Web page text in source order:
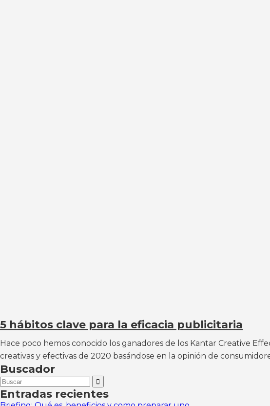
5 hábitos clave para la eficacia publicitaria
Hace poco hemos conocido los ganadores de los Kantar Creative
creativas y efectivas de 2020 basándose en la opinión de
Buscador
Search
for:
Entradas recientes